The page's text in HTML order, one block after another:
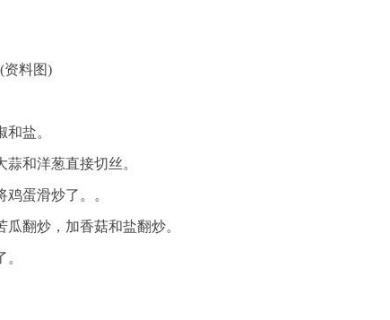
(资料图)
盐。
和洋葱直接切丝。
蛋滑炒了。。
翻炒，加香菇和盐翻炒。